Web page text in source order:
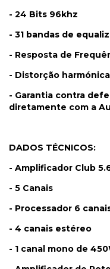
- 24 Bits 96khz
- 31 bandas de
- Resposta de
- Distorção
- Garantia contra
diretamente com a
DADOS TÉCNICOS:
- Amplificador Club
- 5 Canais
- Processador 6
- 4 canais estéreo
- 1 canal mono de